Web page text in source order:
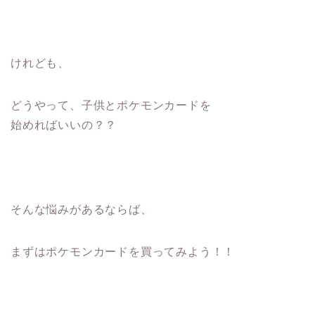
けれども、
どうやって、子供とポケモンカードを
始めればいいの？？
そんな悩みがあるならば、
まずはポケモンカードを買ってみよう！！